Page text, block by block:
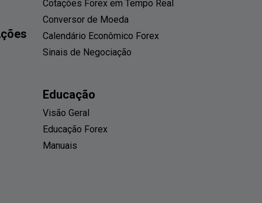
Cotações Forex em Tempo Real
Conversor de Moeda
Calendário Econômico Forex
Sinais de Negociação
Educação
Visão Geral
Educação Forex
Manuais